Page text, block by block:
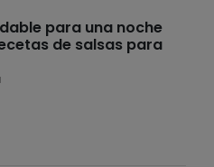
para una noche
de salsas para